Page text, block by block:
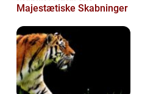
Majestætiske Skabninger